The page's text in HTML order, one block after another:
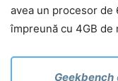
avea un procesor de
împreună cu 4GB de
Geekbench